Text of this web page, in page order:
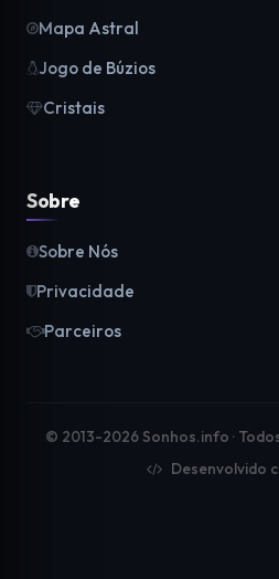
Mapa Astral
Jogo de Búzios
Cristais
Sobre
Sobre Nós
Privacidade
Parceiros
© 2013-2026 Sonhos.info ·
Desenvolvido